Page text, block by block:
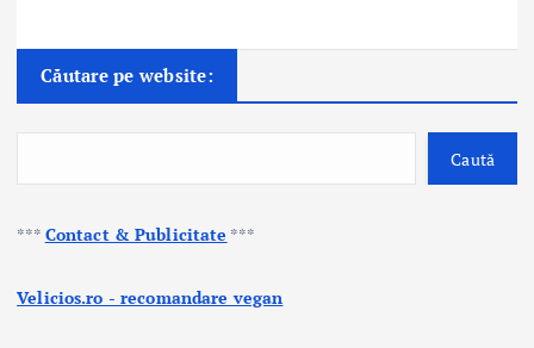
Căutare pe website:
Caută
*** Contact & Publicitate ***
Velicios.ro - recomandare vegan